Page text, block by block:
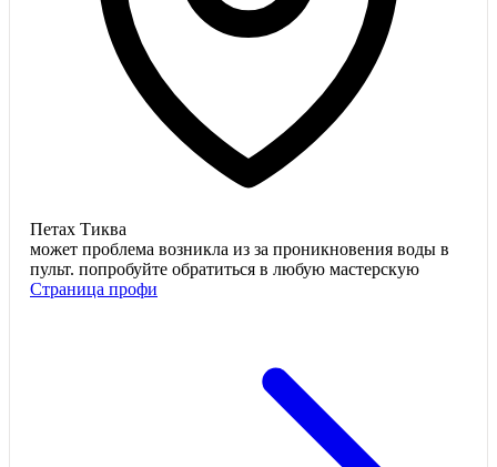
Петах Тиква
может проблема возникла из за проникновения воды в
пульт. попробуйте обратиться в любую мастерскую
Страница профи